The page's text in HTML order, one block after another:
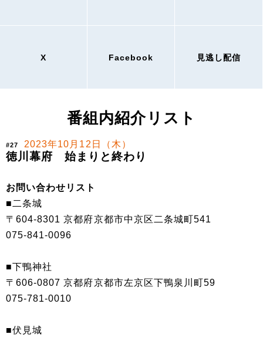
X Facebook 見逃し配信
番組内紹介リスト
#27 2023年10月12日（木）
徳川幕府 始まりと終わり
お問い合わせリスト
■二条城
〒604-8301 京都府京都市中京区二条城町541
075-841-0096
■下鴨神社
〒606-0807 京都府京都市左京区下鴨泉川町59
075-781-0010
■伏見城